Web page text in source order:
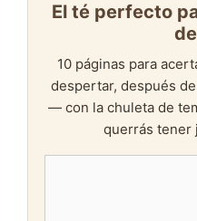
El té perfecto
10 páginas para
despertar, después
— con la chuleta de
querrás tener